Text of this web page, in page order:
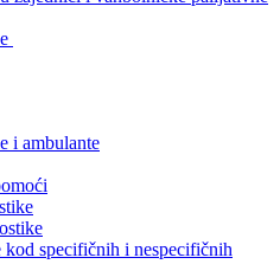
i ambulante
kod specifičnih i nespecifičnih